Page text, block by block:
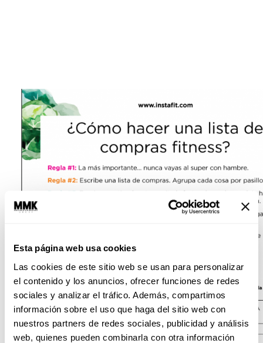
Esta página web usa cookies
Las cookies de este sitio web se usan para personalizar
el contenido y los anuncios, ofrecer funciones de redes
sociales y analizar el tráfico. Además, compartimos
información sobre el uso que haga del sitio web con
nuestros partners de redes sociales, publicidad y análisis
web, quienes pueden combinarla con otra información